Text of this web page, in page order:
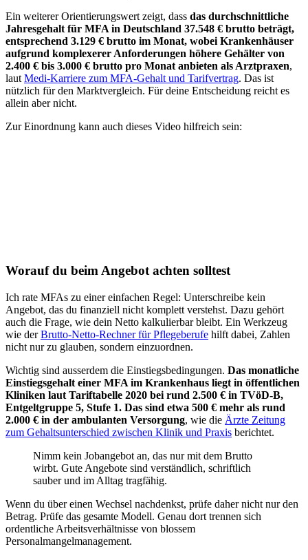
Ein weiterer Orientierungswert zeigt, dass das durchschnittliche
Jahresgehalt für MFA in Deutschland 37.548 € brutto beträgt,
entsprechend 3.129 € brutto im Monat, wobei Krankenhäuser
aufgrund komplexerer Anforderungen höhere Gehälter von
2.400 € bis 3.000 € brutto pro Monat anbieten als Arztpraxen,
laut Medi-Karriere zum MFA-Gehalt und Tarifvertrag. Das ist
nützlich für den Marktvergleich. Für deine Entscheidung reicht es
allein aber nicht.
Zur Einordnung kann auch dieses Video hilfreich sein:
Worauf du beim Angebot achten solltest
Ich rate MFAs zu einer einfachen Regel: Unterschreibe kein
Angebot, das du finanziell nicht komplett verstehst. Dazu gehört
auch die Frage, wie dein Netto kalkulierbar bleibt. Ein Werkzeug
wie derBrutto-Netto-Rechner für Pflegeberufe hilft dabei, Zahlen
nicht nur zu glauben, sondern einzuordnen.
Wichtig sind ausserdem die Einstiegsbedingungen. Das monatliche
Einstiegsgehalt einer MFA im Krankenhaus liegt in öffentlichen
Kliniken laut Tariftabelle 2020 bei rund 2.500 € in TVöD-B,
Entgeltgruppe 5, Stufe 1. Das sind etwa 500 € mehr als rund
2.000 € in der ambulanten Versorgung, wie die Ärzte Zeitung
zum Gehaltsunterschied zwischen Klinik und Praxis berichtet.
Nimm kein Jobangebot an, das nur mit dem Brutto
wirbt. Gute Angebote sind verständlich, schriftlich
sauber und im Alltag tragfähig.
Wenn du über einen Wechsel nachdenkst, prüfe daher nicht nur den
Betrag. Prüfe das gesamte Modell. Genau dort trennen sich
ordentliche Arbeitsverhältnisse von blossem
Personalmangelmanagement.